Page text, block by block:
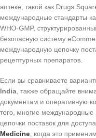
аптеке, такой как Drugs
международные стандарты
WHO-GMP,
безопасную систему
международную цепочку
рецептурных препаратов.
Если вы сравниваете
India , также обращайте
документам и оперативную
того, многие международные
цепочки поставок для
Medicine , когда это